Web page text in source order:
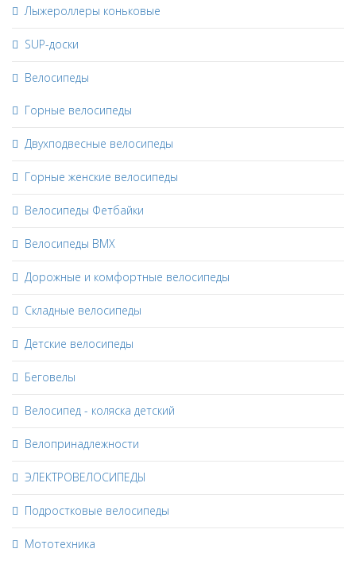
Лыжероллеры коньковые
SUP-доски
Велосипеды
Горные велосипеды
Двухподвесные велосипеды
Горные женские велосипеды
Велосипеды Фетбайки
Велосипеды BMX
Дорожные и комфортные велосипеды
Складные велосипеды
Детские велосипеды
Беговелы
Велосипед - коляска детский
Велопринадлежности
ЭЛЕКТРОВЕЛОСИПЕДЫ
Подростковые велосипеды
Мототехника